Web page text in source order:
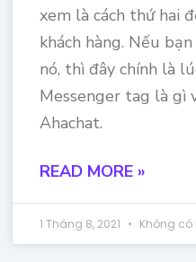
xem là cách thứ hai
khách hàng. Nếu
nó, thì đây chính là
Messenger tag là gì
Ahachat.
READ MORE »
1 Tháng 8, 2021 Không có